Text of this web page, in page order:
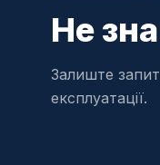
Не
Залиште
експлуатації.